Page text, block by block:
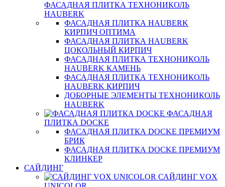
ФАСАДНАЯ ПЛИТКА ТЕХНОНИКОЛЬ
HAUBERK
ФАСАДНАЯ ПЛИТКА HAUBERK
КИРПИЧ ОПТИМА
ФАСАДНАЯ ПЛИТКА HAUBERK
ЦОКОЛЬНЫЙ КИРПИЧ
ФАСАДНАЯ ПЛИТКА ТЕХНОНИКОЛЬ
HAUBERK КАМЕНЬ
ФАСАДНАЯ ПЛИТКА ТЕХНОНИКОЛЬ
HAUBERK КИРПИЧ
ДОБОРНЫЕ ЭЛЕМЕНТЫ ТЕХНОНИКОЛЬ
HAUBERK
ФАСАДНАЯ
ПЛИТКА DOCKE
ФАСАДНАЯ ПЛИТКА DOCKE ПРЕМИУМ
БРИК
ФАСАДНАЯ ПЛИТКА DOCKE ПРЕМИУМ
КЛИНКЕР
САЙДИНГ
САЙДИНГ VOX